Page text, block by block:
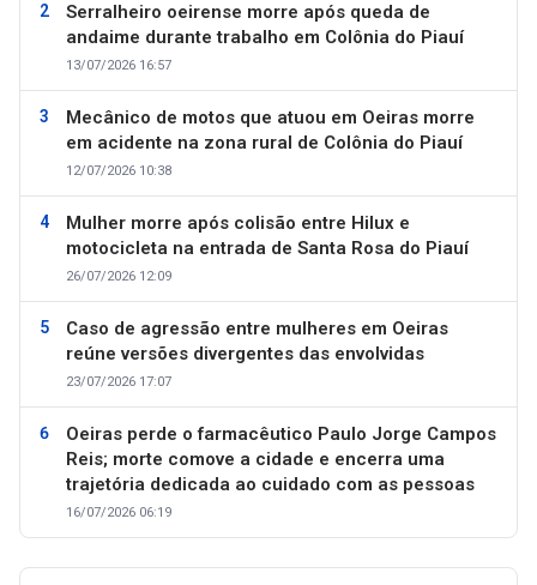
Serralheiro oeirense morre após queda de
andaime durante trabalho em Colônia do Piauí
13/07/2026 16:57
Mecânico de motos que atuou em Oeiras morre
em acidente na zona rural de Colônia do Piauí
12/07/2026 10:38
Mulher morre após colisão entre Hilux e
motocicleta na entrada de Santa Rosa do Piauí
26/07/2026 12:09
Caso de agressão entre mulheres em Oeiras
reúne versões divergentes das envolvidas
23/07/2026 17:07
Oeiras perde o farmacêutico Paulo Jorge Campos
Reis; morte comove a cidade e encerra uma
trajetória dedicada ao cuidado com as pessoas
16/07/2026 06:19